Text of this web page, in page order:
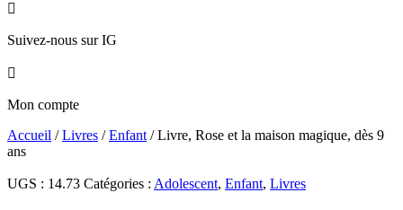

Suivez-nous sur IG

Mon compte
Accueil /Livres /Enfant / Livre, Rose et la maison magique, dès 9
ans
UGS : 14.73 Catégories : Adolescent, Enfant, Livres